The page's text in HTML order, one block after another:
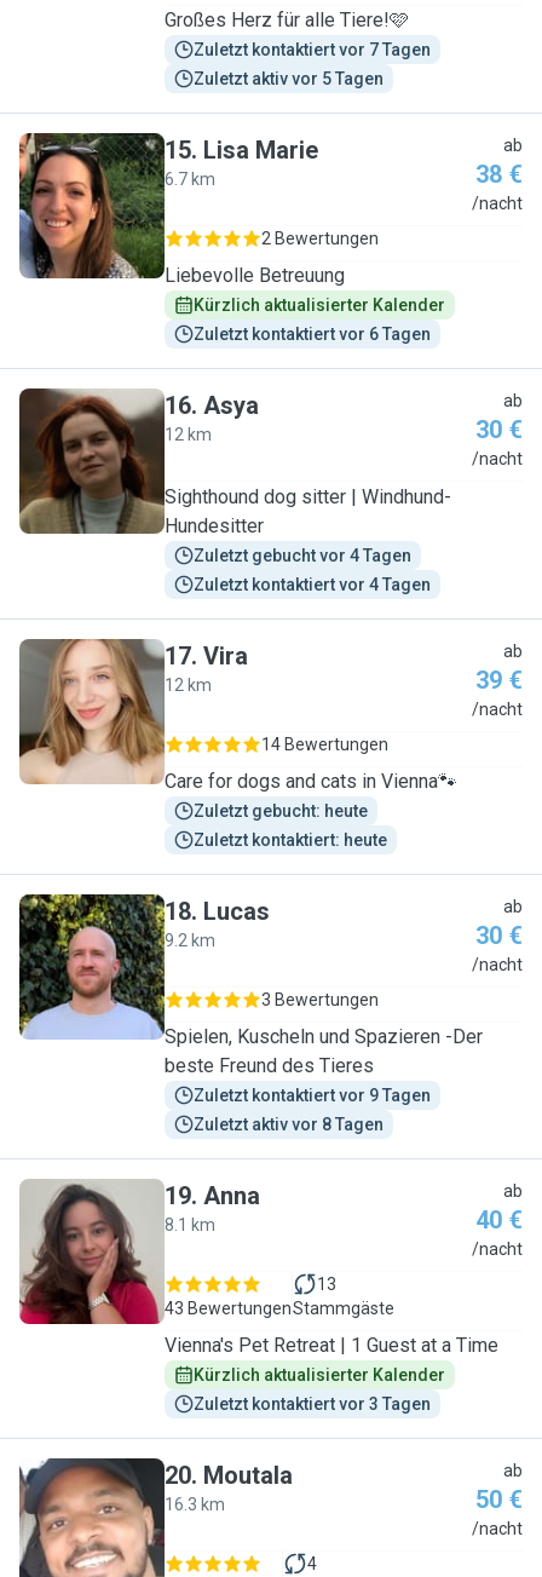
Großes Herz für alle Tiere!🩷
Zuletzt kontaktiert vor 7 Tagen
Zuletzt aktiv vor 5 Tagen
L
15. Lisa Marie
6.7 km
ab
38 €
/nacht
2 Bewertungen
Liebevolle Betreuung
Kürzlich aktualisierter Kalender
Zuletzt kontaktiert vor 6 Tagen
A
16. Asya
12 km
ab
30 €
/nacht
Sighthound dog sitter | Windhund-
Hundesitter
Zuletzt gebucht vor 4 Tagen
Zuletzt kontaktiert vor 4 Tagen
V
17. Vira
12 km
ab
39 €
/nacht
14 Bewertungen
Care for dogs and cats in Vienna🐾
Zuletzt gebucht: heute
Zuletzt kontaktiert: heute
L
18. Lucas
9.2 km
ab
30 €
/nacht
3 Bewertungen
Spielen, Kuscheln und Spazieren -Der
beste Freund des Tieres
Zuletzt kontaktiert vor 9 Tagen
Zuletzt aktiv vor 8 Tagen
A
19. Anna
8.1 km
ab
40 €
/nacht
43 Bewertungen
13
Stammgäste
Vienna's Pet Retreat | 1 Guest at a Time
Kürzlich aktualisierter Kalender
Zuletzt kontaktiert vor 3 Tagen
M
20. Moutala
16.3 km
ab
50 €
/nacht
4